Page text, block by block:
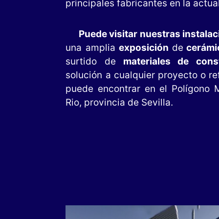
principales fabricantes en la
Puede visitar nuestras
una ampliaexposición de
surtido de materiales de
solución a cualquier proyecto o
puede encontrar en el Polígono
Rio, provincia de Sevilla.